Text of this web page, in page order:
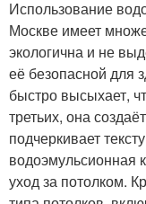
Использование
Москве имеет
экологична и не
её безопасной для
быстро высыхает,
третьих, она
подчеркивает
водоэмульсионная
уход за потолком.